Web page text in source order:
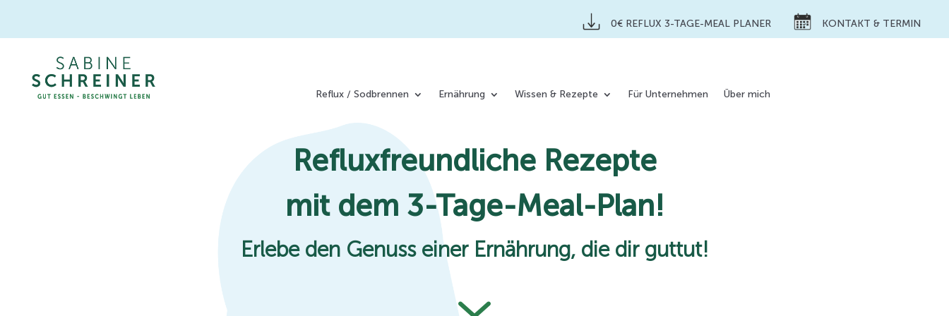
0€ REFLUX 3-TAGE-MEAL PLANER KONTAKT & TERMIN
Reflux / Sodbrennen Ernährung Wissen & Rezepte Für Unternehmen Über mich
Refluxfreundliche Rezepte
mit dem 3-Tage-Meal-Plan!
Erlebe den Genuss einer Ernährung, die dir guttut!